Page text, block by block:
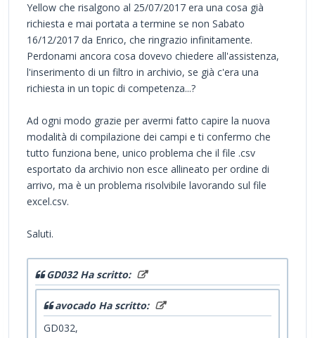
Yellow che risalgono al 25/07/2017 era una cosa già
richiesta e mai portata a termine se non Sabato
16/12/2017 da Enrico, che ringrazio infinitamente.
Perdonami ancora cosa dovevo chiedere all'assistenza,
l'inserimento di un filtro in archivio, se già c'era una
richiesta in un topic di competenza...?
Ad ogni modo grazie per avermi fatto capire la nuova
modalità di compilazione dei campi e ti confermo che
tutto funziona bene, unico problema che il file .csv
esportato da archivio non esce allineato per ordine di
arrivo, ma è un problema risolvibile lavorando sul file
excel.csv.
Saluti.
GD032 Ha scritto:
avocado Ha scritto:
GD032,